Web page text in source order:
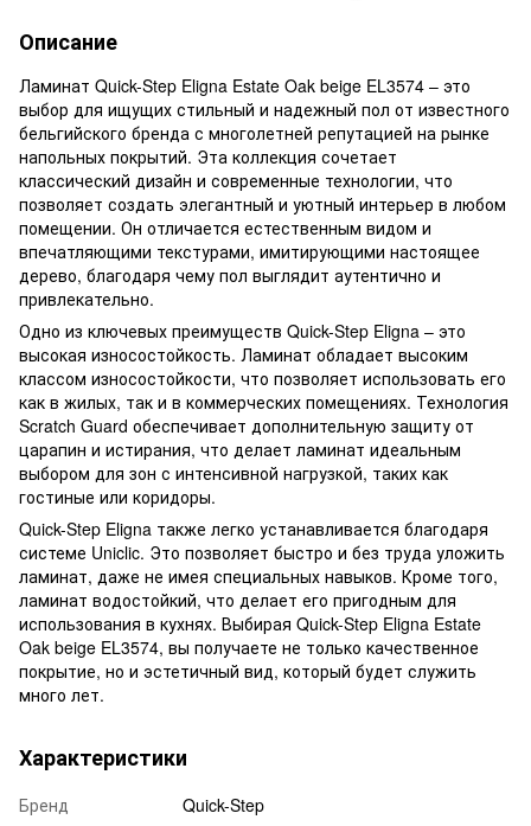
Описание
Ламинат Quick-Step Eligna Estate Oak beige EL3574 – это
выбор для ищущих стильный и надежный пол от известного
бельгийского бренда с многолетней репутацией на рынке
напольных покрытий. Эта коллекция сочетает
классический дизайн и современные технологии, что
позволяет создать элегантный и уютный интерьер в любом
помещении. Он отличается естественным видом и
впечатляющими текстурами, имитирующими настоящее
дерево, благодаря чему пол выглядит аутентично и
привлекательно.
Одно из ключевых преимуществ Quick-Step Eligna – это
высокая износостойкость. Ламинат обладает высоким
классом износостойкости, что позволяет использовать его
как в жилых, так и в коммерческих помещениях. Технология
Scratch Guard обеспечивает дополнительную защиту от
царапин и истирания, что делает ламинат идеальным
выбором для зон с интенсивной нагрузкой, таких как
гостиные или коридоры.
Quick-Step Eligna также легко устанавливается благодаря
системе Uniclic. Это позволяет быстро и без труда уложить
ламинат, даже не имея специальных навыков. Кроме того,
ламинат водостойкий, что делает его пригодным для
использования в кухнях. Выбирая Quick-Step Eligna Estate
Oak beige EL3574, вы получаете не только качественное
покрытие, но и эстетичный вид, который будет служить
много лет.
Характеристики
Бренд
Quick-Step